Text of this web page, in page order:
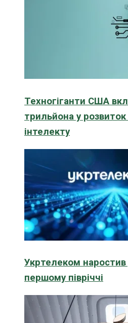
Техногіганти США
трильйона у
інтелекту
Укртелеком наростив
першому півріччі